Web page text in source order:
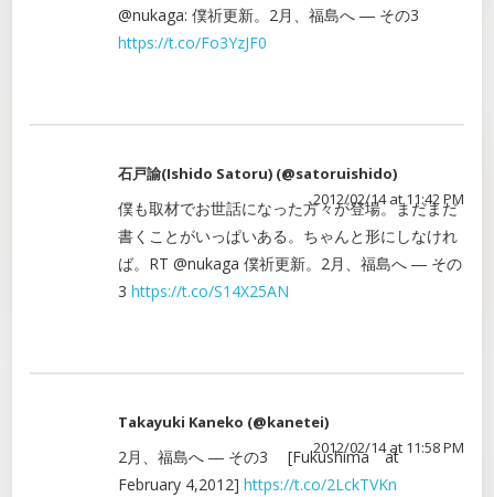
@nukaga: 僕祈更新。2月、福島へ ― その3
https://t.co/Fo3YzJF0
石戸諭(Ishido Satoru) (@satoruishido)
2012/02/14 at 11:42 PM
僕も取材でお世話になった方々が登場。まだまだ
書くことがいっぱいある。ちゃんと形にしなけれ
ば。RT @nukaga 僕祈更新。2月、福島へ ― その
3https://t.co/S14X25AN
Takayuki Kaneko (@kanetei)
2012/02/14 at 11:58 PM
2月、福島へ ― その3 [Fukushima at
February 4,2012]https://t.co/2LckTVKn